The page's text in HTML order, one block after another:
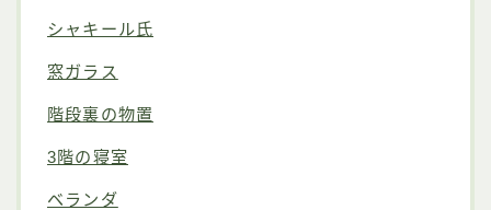
シャキール氏
窓ガラス
階段裏の物置
3階の寝室
ベランダ